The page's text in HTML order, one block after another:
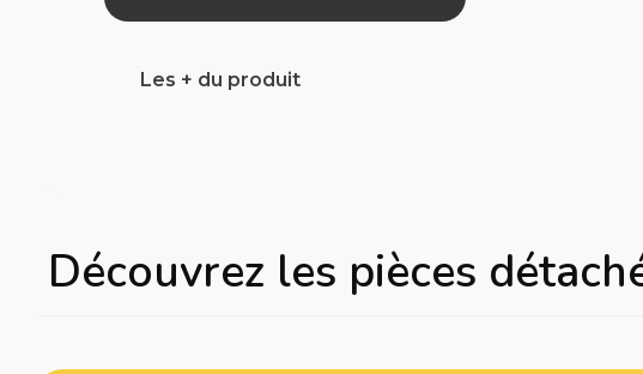
Les + du produit
Découvrez les pièces